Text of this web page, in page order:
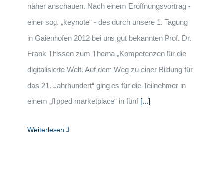
näher anschauen. Nach einem Eröffnungsvortrag -
einer sog. „keynote“ - des durch unsere 1. Tagung
in Gaienhofen 2012 bei uns gut bekannten Prof. Dr.
Frank Thissen zum Thema „Kompetenzen für die
digitalisierte Welt. Auf dem Weg zu einer Bildung für
das 21. Jahrhundert“ ging es für die Teilnehmer in
einem „flipped marketplace“ in fünf [...]
Weiterlesen